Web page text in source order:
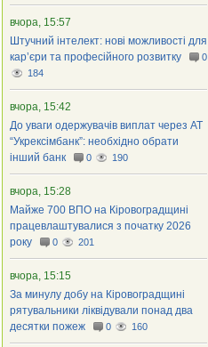
вчора, 15:57
Штучний інтелект: нові можливості для
кар’єри та професійного розвитку
0
184
вчора, 15:42
До уваги одержувачів виплат через АТ
“Укрексімбанк”: необхідно обрати
інший банк
0 190
вчора, 15:28
Майже 700 ВПО на Кіровоградщині
працевлаштувалися з початку 2026
року
0 201
вчора, 15:15
За минулу добу на Кіровоградщині
рятувальники ліквідували понад два
десятки пожеж
0 160